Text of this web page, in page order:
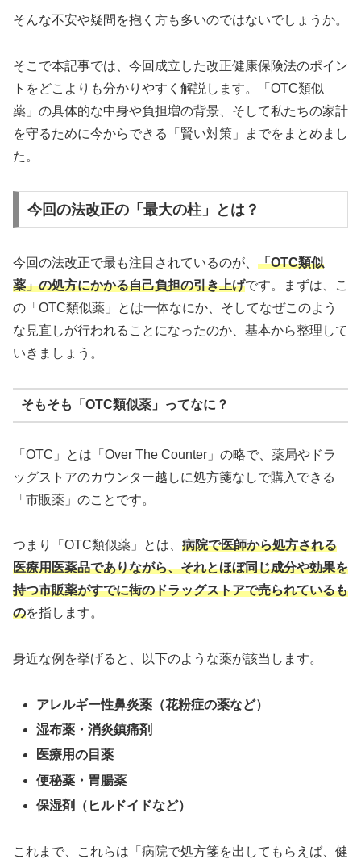
そんな不安や疑問を抱く方も多いのではないでしょうか。
そこで本記事では、今回成立した改正健康保険法のポイン
トをどこよりも分かりやすく解説します。「OTC類似
薬」の具体的な中身や負担増の背景、そして私たちの家計
を守るために今からできる「賢い対策」までをまとめまし
た。
今回の法改正の「最大の柱」とは？
今回の法改正で最も注目されているのが、 「OTC類似
薬」の処方にかかる自己負担の引き上げです。まずは、こ
の「OTC類似薬」とは一体なにか、そしてなぜこのよう
な見直しが行われることになったのか、基本から整理して
いきましょう。
そもそも「OTC類似薬」ってなに？
「OTC」とは「Over The Counter」の略で、薬局やドラ
ッグストアのカウンター越しに処方箋なしで購入できる
「市販薬」のことです。
つまり「OTC類似薬」とは、 病院で医師から処方される
医療用医薬品でありながら、それとほぼ同じ成分や効果を
持つ市販薬がすでに街のドラッグストアで売られているも
のを指します。
身近な例を挙げると、以下のような薬が該当します。
アレルギー性鼻炎薬（花粉症の薬など）
湿布薬・消炎鎮痛剤
医療用の目薬
便秘薬・胃腸薬
保湿剤（ヒルドイドなど）
これまで、これらは「病院で処方箋を出してもらえば、健